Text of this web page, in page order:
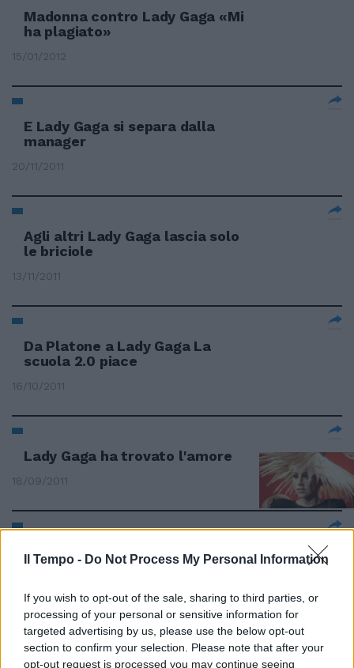
Il Tempo - Do Not Process My Personal Information
If you wish to opt-out of the sale, sharing to third parties, or
processing of your personal or sensitive information for
targeted advertising by us, please use the below opt-out
section to confirm your selection. Please note that after your
opt-out request is processed you may continue seeing
Madonna contro Lady Gaga «Mi
ha plagiato»
15/01/2012
E Lady Gaga si separa dalla
manager
20/11/2011
Agli altri Lady Gaga lascia solo
le briciole
13/11/2011
Da Platone a Lady Gaga La
scuola 2.0 piace
16/10/2011
Lady Gaga ha trovato l'amore
18/09/2011
Lady Gaga: campagna di
solidarietà per l'11 settembre
Beyoncè e Lady Gaga sulla lista